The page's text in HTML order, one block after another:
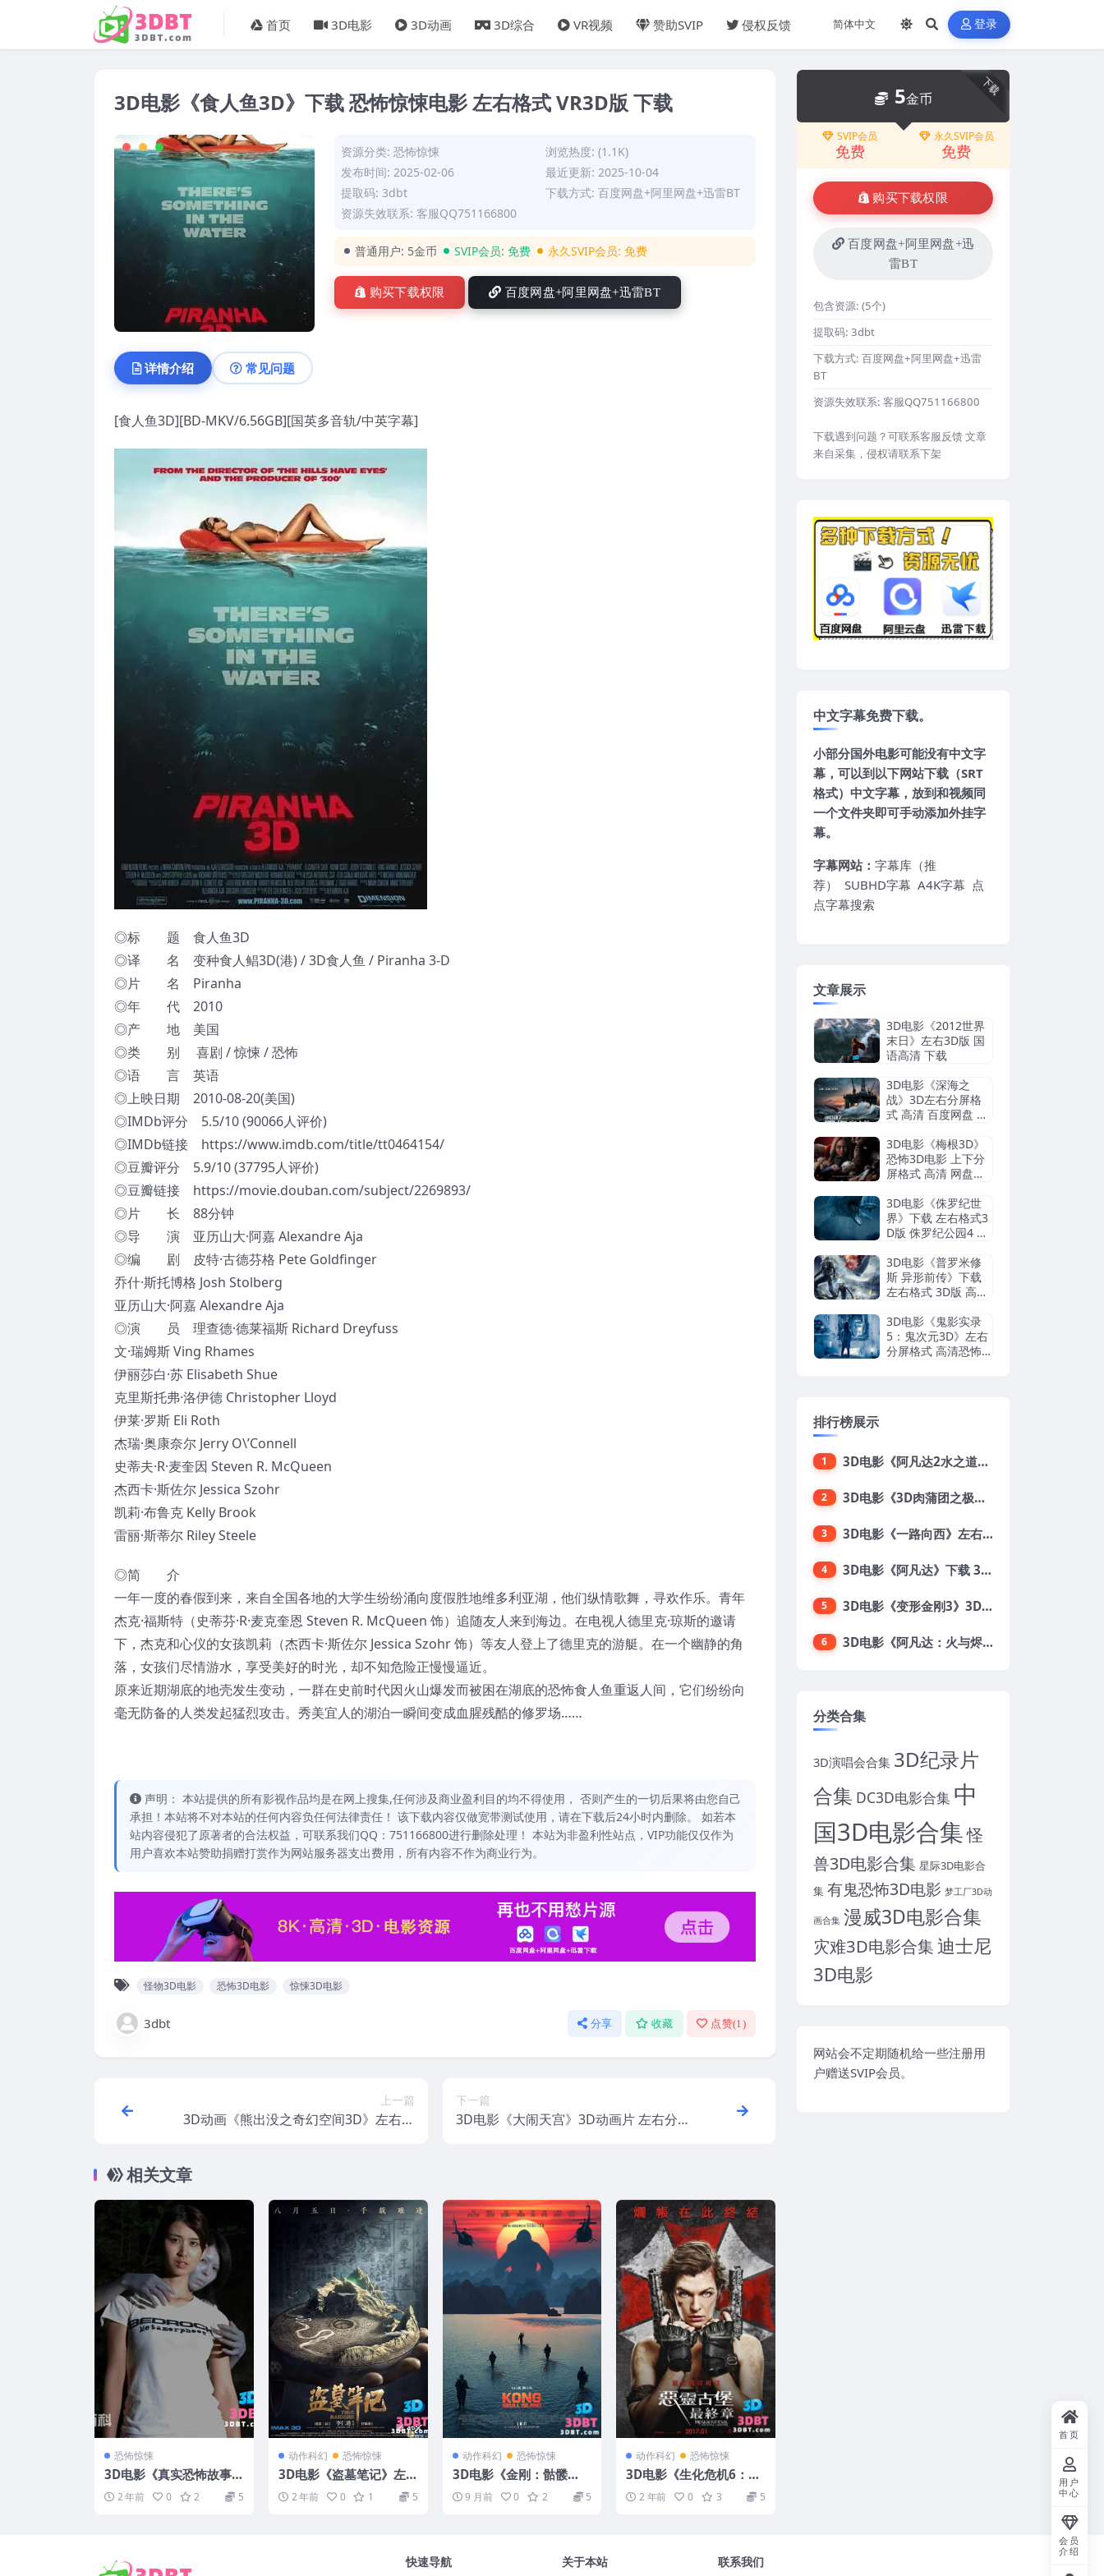
首页 3D电影 3D动画 3D综合 VR视频 赞助SVIP 侵权反馈 登录
3D电影《食人鱼3D》下载 恐怖惊悚电影 左右格式 VR3D版 下载
资源分类:恐怖惊悚
浏览热度: (1.1K)
发布时间: 2025-02-06
最近更新: 2025-10-04
提取码: 3dbt
下载方式: 百度网盘+阿里网盘+迅雷BT
资源失效联系: 客服QQ751166800
普通用户: 5金币 SVIP会员:免费 永久SVIP会员:免费
购买下载权限 百度网盘+阿里网盘+迅雷BT
详情介绍 常见问题
[食人鱼3D][BD-MKV/6.56GB][国英多音轨/中英字幕]
◎标 题 食人鱼3D
◎译 名 变种食人鲳3D(港) / 3D食人鱼 / Piranha 3-D
◎片 名 Piranha
◎年 代 2010
◎产 地 美国
◎类 别 喜剧 / 惊悚 / 恐怖
◎语 言 英语
◎上映日期 2010-08-20(美国)
◎IMDb评分 5.5/10 (90066人评价)
◎IMDb链接 https://www.imdb.com/title/tt0464154/
◎豆瓣评分 5.9/10 (37795人评价)
◎豆瓣链接 https://movie.douban.com/subject/2269893/
◎片 长 88分钟
◎导 演 亚历山大·阿嘉 Alexandre Aja
◎编 剧 皮特·古德芬格 Pete Goldfinger
乔什·斯托博格 Josh Stolberg
亚历山大·阿嘉 Alexandre Aja
◎演 员 理查德·德莱福斯 Richard Dreyfuss
文·瑞姆斯 Ving Rhames
伊丽莎白·苏 Elisabeth Shue
克里斯托弗·洛伊德 Christopher Lloyd
伊莱·罗斯 Eli Roth
杰瑞·奥康奈尔 Jerry O\’Connell
史蒂夫·R·麦奎因 Steven R. McQueen
杰西卡·斯佐尔 Jessica Szohr
凯莉·布鲁克 Kelly Brook
雷丽·斯蒂尔 Riley Steele
◎简 介
一年一度的春假到来，来自全国各地的大学生纷纷涌向度假胜地维多利亚湖，他们纵情歌舞，寻欢作乐。青年
杰克·福斯特（史蒂芬·R·麦克奎恩 Steven R. McQueen 饰）追随友人来到海边。在电视人德里克·琼斯的邀请
下，杰克和心仪的女孩凯莉（杰西卡·斯佐尔 Jessica Szohr 饰）等友人登上了德里克的游艇。在一个幽静的角
落，女孩们尽情游水，享受美好的时光，却不知危险正慢慢逼近。
原来近期湖底的地壳发生变动，一群在史前时代因火山爆发而被困在湖底的恐怖食人鱼重返人间，它们纷纷向
毫无防备的人类发起猛烈攻击。秀美宜人的湖泊一瞬间变成血腥残酷的修罗场……
声明： 本站提供的所有影视作品均是在网上搜集,任何涉及商业盈利目的均不得使用， 否则产生的一切后果将由您自己
承担！本站将不对本站的任何内容负任何法律责任！ 该下载内容仅做宽带测试使用，请在下载后24小时内删除。 如若本
站内容侵犯了原著者的合法权益，可联系我们QQ：751166800进行删除处理！ 本站为非盈利性站点，VIP功能仅仅作为
用户喜欢本站赞助捐赠打赏作为网站服务器支出费用，所有内容不作为商业行为。
怪物3D电影 恐怖3D电影 惊悚3D电影
3dbt 分享 收藏 点赞(1)
上一篇
3D动画《熊出没之奇幻空间3D》左右格
下一篇
3D电影《大闹天宫》3D动画片 左右分屏
相关文章
恐怖惊悚
3D电影《真实恐怖故事3
D电影版》下载 左右格式
日本恐怖故事3D电影 网
2 年前 0 2 5
动作科幻 恐怖惊悚
3D电影《盗墓笔记》左
右格式 3D版 下载 高清蓝
光 网盘 迅雷 下载
2 年前 0 1 5
动作科幻 恐怖惊悚
3D电影《金刚：骷髅
岛》3D版下载 左右格式
4K蓝光原盘 高清MKV 网
9 月前 0 2 5
动作科幻 恐怖惊悚
3D电影《生化危机6：终
章》左右3D版 下载 高清
蓝光 网盘 +迅雷 下载
2 年前 0 3 5
下载
5金币
SVIP会员
免费
永久SVIP会员
免费
购买下载权限
百度网盘+阿里网盘+迅
雷BT
包含资源: (5个)
提取码: 3dbt
下载方式: 百度网盘+阿里网盘+迅雷
BT
资源失效联系: 客服QQ751166800
下载遇到问题？可联系客服反馈 文章
来自采集，侵权请联系下架
中文字幕免费下载。
小部分国外电影可能没有中文字
幕，可以到以下网站下载（SRT
格式）中文字幕，放到和视频同
一个文件夹即可手动添加外挂字
幕。
字幕网站： 字幕库（推
荐）
SUBHD字幕 A4K字幕 点
点字幕搜索
文章展示
3D电影《2012世界
末日》左右3D版 国
语高清 下载
3D电影《深海之
战》3D左右分屏格
式 高清 百度网盘 下
3D电影《梅根3D》
恐怖3D电影 上下分
屏格式 高清 网盘下
3D电影《侏罗纪世
界》下载 左右格式3
D版 侏罗纪公园4 网
3D电影《普罗米修
斯 异形前传》下载
左右格式 3D版 高清
3D电影《鬼影实录
5：鬼次元3D》左右
分屏格式 高清恐怖3
排行榜展示
1 3D电影《阿凡达2水之道》3D左右格式 高清蓝光原盘 网盘下载 中文配音 4K3DVR电影
2 3D电影《3D肉蒲团之极乐宝鉴》下载 全球首部3D限制级电影 网盘下载
3 3D电影《一路向西》左右格式 3D版 高清 网盘 下载
4 3D电影《阿凡达》下载 3D左右格式 加长版 网盘下载
5 3D电影《变形金刚3》3D左右格式 高清蓝光 百度网盘+迅雷 下载 出屏国配字幕.国英双语
6 3D电影《阿凡达：火与烬》3D 4K Avatar：Fire and Ash 3D 左右格式 高清4K 电影 下载
分类合集
3D演唱会合集 3D纪录片
合集 DC3D电影合集 中
国3D电影合集怪
兽3D电影合集 星际3D电影合
集 有鬼恐怖3D电影 梦工厂3D动
画合集 漫威3D电影合集
灾难3D电影合集迪士尼
3D电影
网站会不定期随机给一些注册用
户赠送SVIP会员。
快速导航 关于本站 联系我们
首页
用户
中心
会员
介绍